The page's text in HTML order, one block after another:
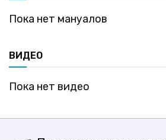
Пока нет мануалов
ВИДЕО
Пока нет видео